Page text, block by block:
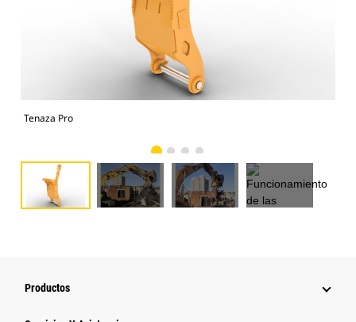
Tenaza Pro
Productos